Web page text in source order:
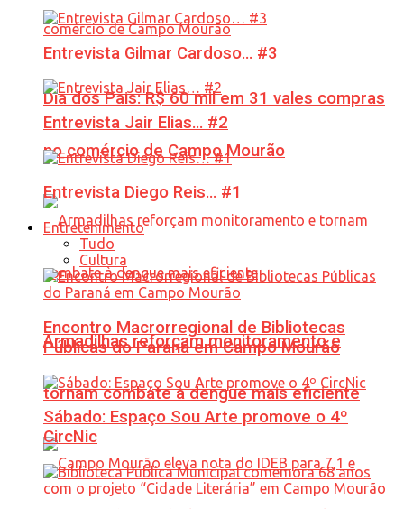
Dia dos Pais: R$ 60 mil em 31 vales compras
no comércio de Campo Mourão
Armadilhas reforçam monitoramento e
tornam combate à dengue mais eficiente
Entrevista Gilmar Cardoso… #3
Entrevista Jair Elias… #2
Entrevista Diego Reis… #1
Entretenimento
Tudo
Cultura
Encontro Macrorregional de Bibliotecas
Públicas do Paraná em Campo Mourão
Sábado: Espaço Sou Arte promove o 4º
CircNic